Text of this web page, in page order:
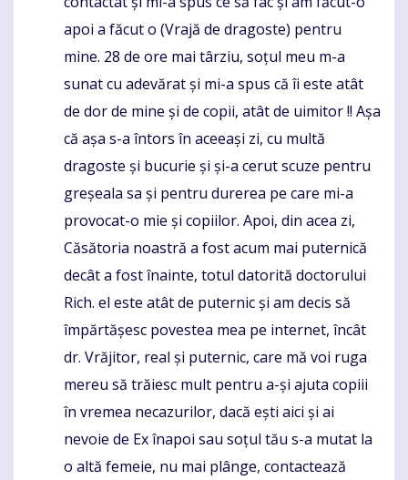
apoi a făcut o (Vrajă de dragoste) pentru
mine. 28 de ore mai târziu, soțul meu m-a
sunat cu adevărat și mi-a spus că îi este atât
de dor de mine și de copii, atât de uimitor !! Așa
că așa s-a întors în aceeași zi, cu multă
dragoste și bucurie și și-a cerut scuze pentru
greșeala sa și pentru durerea pe care mi-a
provocat-o mie și copiilor. Apoi, din acea zi,
Căsătoria noastră a fost acum mai puternică
decât a fost înainte, totul datorită doctorului
Rich. el este atât de puternic și am decis să
împărtășesc povestea mea pe internet, încât
dr. Vrăjitor, real și puternic, care mă voi ruga
mereu să trăiesc mult pentru a-și ajuta copiii
în vremea necazurilor, dacă ești aici și ai
nevoie de Ex înapoi sau soțul tău s-a mutat la
o altă femeie, nu mai plânge, contactează